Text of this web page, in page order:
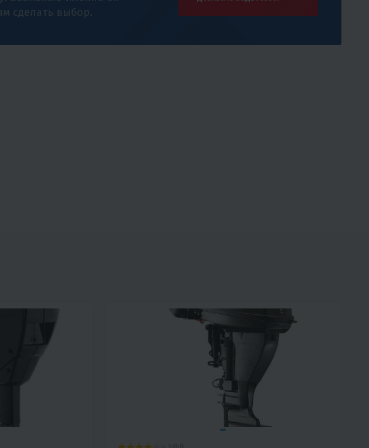
сделать выбор.